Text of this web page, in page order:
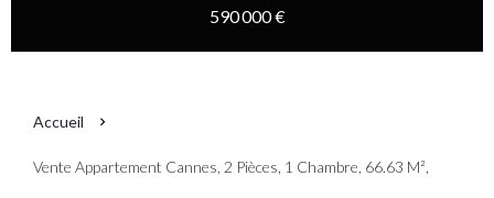
590 000 €
Accueil
Vente Appartement Cannes, 2 Pièces, 1 Chambre, 66.63 M²,